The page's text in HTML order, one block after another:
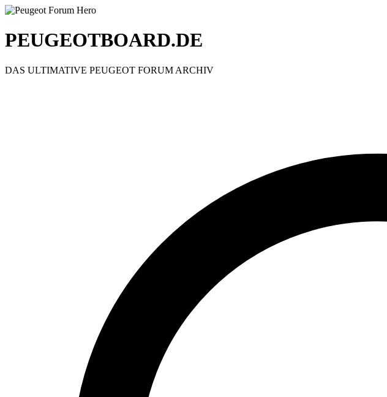
PEUGEOTBOARD.DE
DAS ULTIMATIVE PEUGEOT FORUM ARCHIV